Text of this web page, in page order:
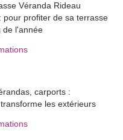
Véranda Rideau
pour profiter de sa terrasse
de l'année
carports :
les extérieurs